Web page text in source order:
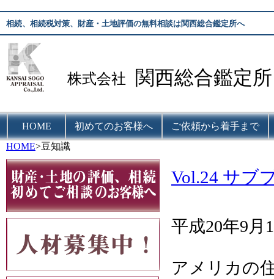
相続、相続税対策、財産・土地評価の無料相談は関西総合鑑定所へ
株式会社 関西総合鑑定所
HOME 初めてのお客様へ
ご依頼から着手まで
HOME>豆知識
Vol.24 サブ
平成20年9月
アメリカの